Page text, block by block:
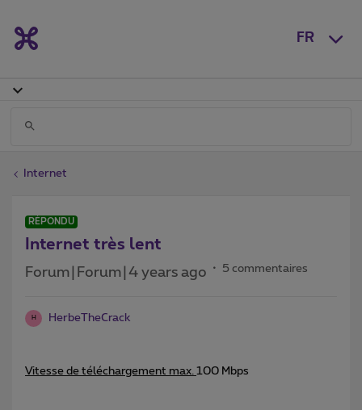
FR
Internet
RÉPONDU
Internet très lent
Forum|Forum|4 years ago 5 commentaires
H HerbeTheCrack
Vitesse de téléchargement max. 100 Mbps